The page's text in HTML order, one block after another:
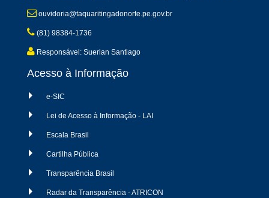
ouvidoria@taquaritingadonorte.pe.gov.br
(81) 98384-1736
Responsável: Suerlan Santiago
Acesso à Informação
e-SIC
Lei de Acesso à Informação - LAI
Escala Brasil
Cartilha Pública
Transparência Brasil
Radar da Transparência - ATRICON